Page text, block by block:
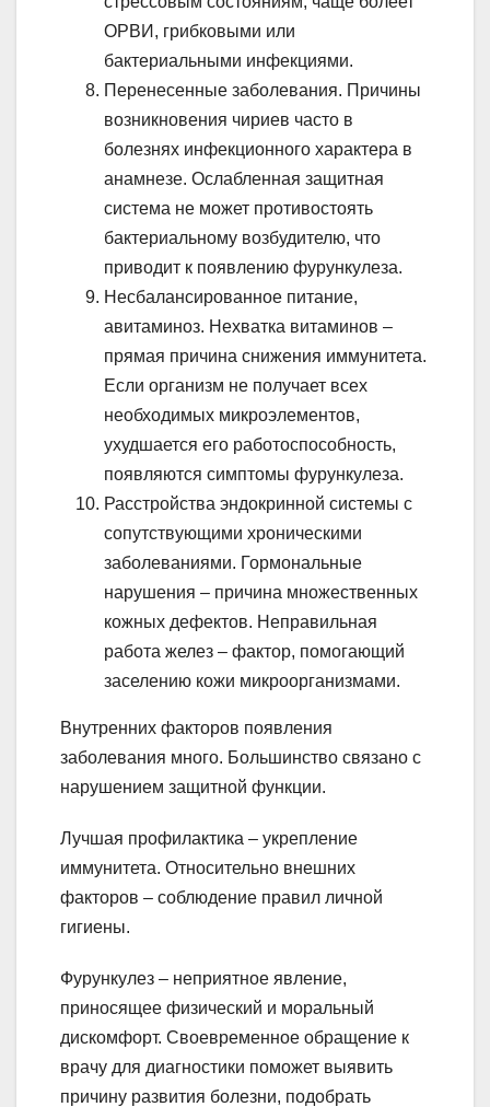
ОРВИ, грибковыми или
бактериальными инфекциями.
Перенесенные заболевания. Причины
возникновения чириев часто в
болезнях инфекционного характера в
анамнезе. Ослабленная защитная
система не может противостоять
бактериальному возбудителю, что
приводит к появлению фурункулеза.
Несбалансированное питание,
авитаминоз. Нехватка витаминов –
прямая причина снижения иммунитета.
Если организм не получает всех
необходимых микроэлементов,
ухудшается его работоспособность,
появляются симптомы фурункулеза.
Расстройства эндокринной системы с
сопутствующими хроническими
заболеваниями. Гормональные
нарушения – причина множественных
кожных дефектов. Неправильная
работа желез – фактор, помогающий
заселению кожи микроорганизмами.
Внутренних факторов появления
заболевания много. Большинство связано с
нарушением защитной функции.
Лучшая профилактика – укрепление
иммунитета. Относительно внешних
факторов – соблюдение правил личной
гигиены.
Фурункулез – неприятное явление,
приносящее физический и моральный
дискомфорт. Своевременное обращение к
врачу для диагностики поможет выявить
причину развития болезни, подобрать